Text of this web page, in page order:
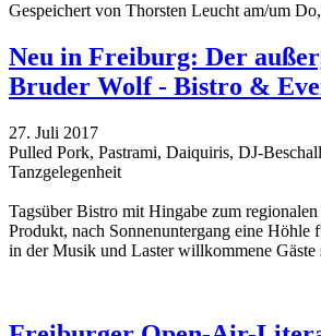
Gespeichert von Thorsten Leucht am/um
Neu in Freiburg: Der
Bruder Wolf - Bistro &
27. Juli 2017
Pulled Pork, Pastrami, Daiquiris, DJ-
Tanzgelegenheit
Tagsüber Bistro mit Hingabe zum
Produkt, nach Sonnenuntergang eine Höhle
in der Musik und Laster willkommene Gäste